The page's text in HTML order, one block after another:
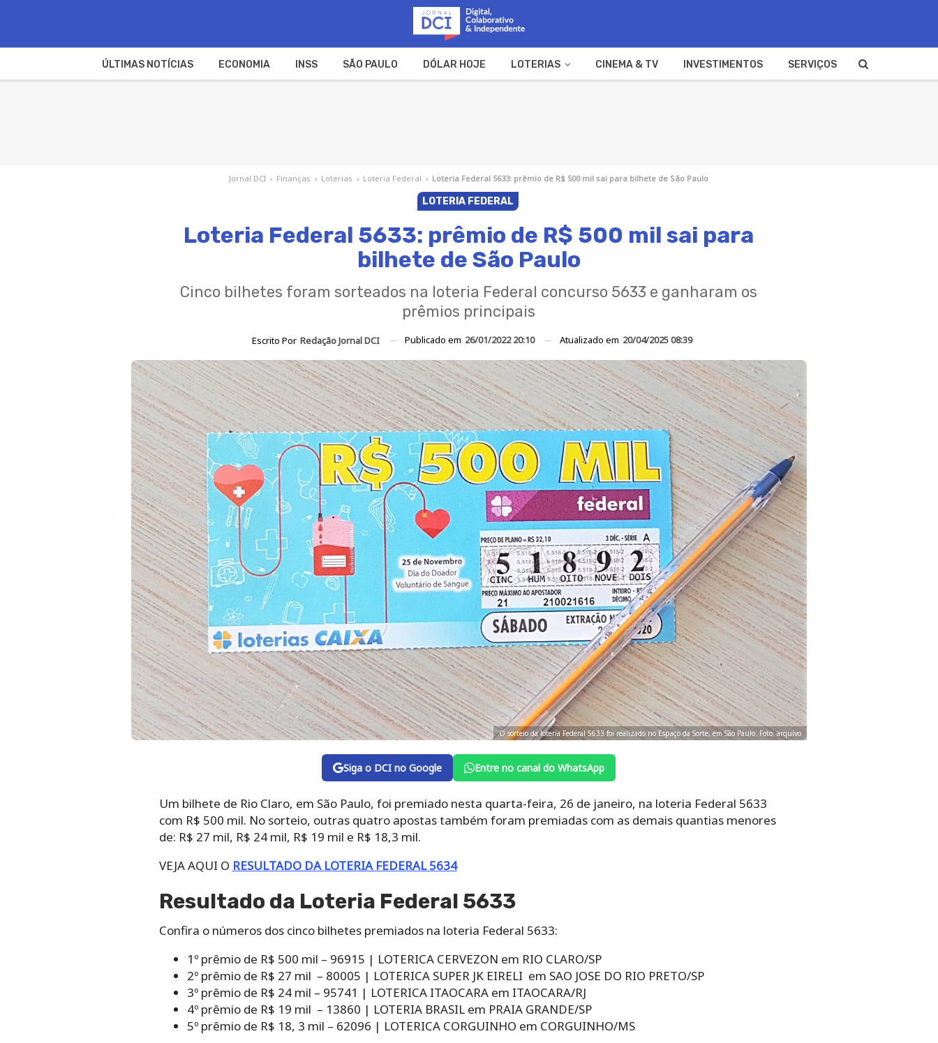
ÚLTIMAS NOTÍCIAS ECONOMIA INSS SÃO PAULO DÓLAR HOJE LOTERIAS CINEMA & TV INVESTIMENTOS SERVIÇOS
Jornal DCI › Finanças › Loterias › Loteria Federal › Loteria Federal 5633: prêmio de R$ 500 mil sai para bilhete de São Paulo
LOTERIA FEDERAL
Loteria Federal 5633: prêmio de R$ 500 mil sai para
bilhete de São Paulo
Cinco bilhetes foram sorteados na loteria Federal concurso 5633 e ganharam os
prêmios principais
Escrito Por Redação Jornal DCI Publicado em 26/01/2022 20:10 Atualizado em 20/04/2025 08:39
O sorteio da loteria Federal 5633 foi realizado no Espaço da Sorte, em São Paulo. Foto: arquivo
Siga o DCI no Google Entre no canal do WhatsApp
Um bilhete de Rio Claro, em São Paulo, foi premiado nesta quarta-feira, 26 de janeiro, na loteria Federal 5633
com R$ 500 mil. No sorteio, outras quatro apostas também foram premiadas com as demais quantias menores
de: R$ 27 mil, R$ 24 mil, R$ 19 mil e R$ 18,3 mil.
VEJA AQUI O RESULTADO DA LOTERIA FEDERAL 5634
Resultado da Loteria Federal 5633
Confira o números dos cinco bilhetes premiados na loteria Federal 5633:
1º prêmio de R$ 500 mil – 96915 | LOTERICA CERVEZON em RIO CLARO/SP
2º prêmio de R$ 27 mil – 80005 | LOTERICA SUPER JK EIRELI em SAO JOSE DO RIO PRETO/SP
3º prêmio de R$ 24 mil – 95741 | LOTERICA ITAOCARA em ITAOCARA/RJ
4º prêmio de R$ 19 mil – 13860 | LOTERIA BRASIL em PRAIA GRANDE/SP
5º prêmio de R$ 18, 3 mil – 62096 | LOTERICA CORGUINHO em CORGUINHO/MS